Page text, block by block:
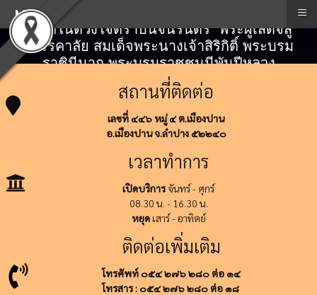
"สถิตในดวงใจตราบนิจนิรันดร์" พระผู้เสด็จสู่
สวรรคาลัย สมเด็จพระนางเจ้าสิริกิติ์ พระบรม
ราชินีนาถ พระบรมราชชนนีพันปีหลวง
สถานที่ติดต่อ
เลขที่ ๔๔๖ หมู่ ๔ ต.เมืองปาน
อ.เมืองปาน จ.ลำปาง ๕๒๒๔๐
เวลาทำการ
เปิดบริการจันทร์ - ศุกร์
08.30 น. - 16.30 น.
หยุดเสาร์ - อาทิตย์
ติดต่อเพิ่มเติม
โทรศัพท์ ๐๕๔ ๒๗๖ ๒๘๐ ต่อ ๑๔
โทรสาร : ๐๕๔ ๒๗๖ ๒๘๐ ต่อ ๑๘
Menu ≡